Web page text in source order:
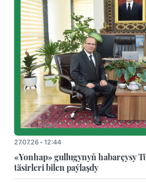
27.07.26 - 12:44
«Yonhap» gullugynyň habarçysy
täsirleri bilen paýlaşdy